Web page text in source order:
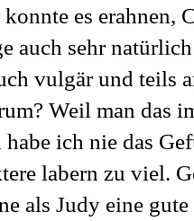
es erahnen,
auch sehr
vulgär und teils
Weil man das
ich nie das
labern zu viel.
als Judy eine